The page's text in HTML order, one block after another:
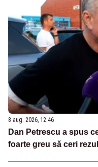
8 aug. 2026, 12:46
Dan Petrescu a spus
foarte greu să ceri